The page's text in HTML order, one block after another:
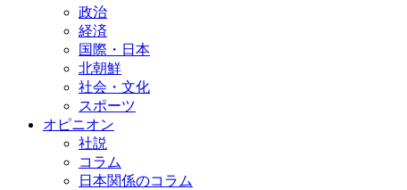
政治
経済
国際・日本
北朝鮮
社会・文化
スポーツ
オピニオン
社説
コラム
日本関係のコラム